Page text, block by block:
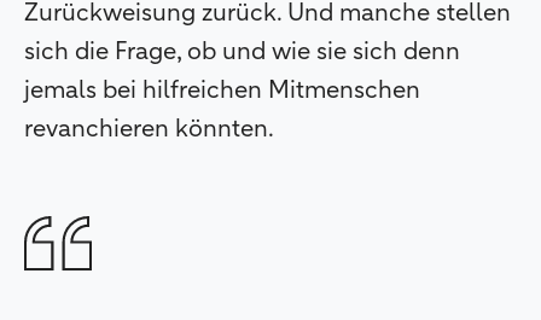
Zurückweisung zurück. Und manche stellen
sich die Frage, ob und wie sie sich denn
jemals bei hilfreichen Mitmenschen
revanchieren könnten.